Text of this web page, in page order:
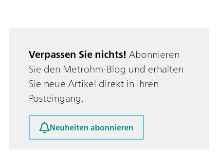
Verpassen Sie nichts! Abonnieren
Sie den Metrohm-Blog und erhalten
Sie neue Artikel direkt in Ihren
Posteingang.
Neuheiten abonnieren